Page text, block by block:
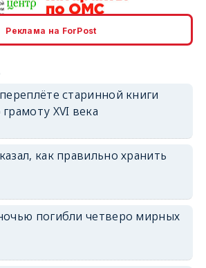
Реклама на ForPost
старинной книги
XVI века
как правильно хранить
погибли четверо мирных